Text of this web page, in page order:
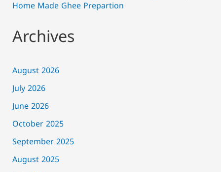
Home Made Ghee Prepartion
Archives
August 2026
July 2026
June 2026
October 2025
September 2025
August 2025